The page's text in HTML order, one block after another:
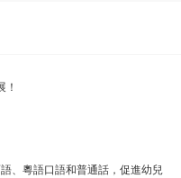
、粵語口語和普通話，促進幼兒